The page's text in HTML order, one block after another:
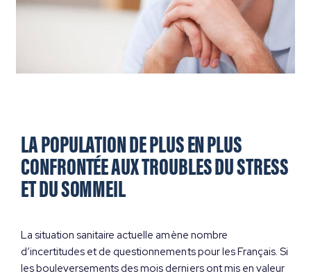
LA POPULATION DE PLUS EN PLUS
CONFRONTÉE AUX TROUBLES DU STRESS
ET DU SOMMEIL
La situation sanitaire actuelle amène nombre
d’incertitudes et de questionnements pour les Français. Si
les bouleversements des mois derniers ont mis en valeur